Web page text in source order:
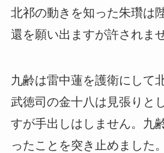
北祁の動きを知った朱瓚は
還を願い出ますが許されませ
九齢は雷中蓮を護衛にして
武徳司の金十八は見張りと
すが手出しはしません。九
ったことを突き止めました。